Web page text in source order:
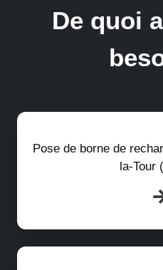
De quoi
Pose de borne de
la-Tour